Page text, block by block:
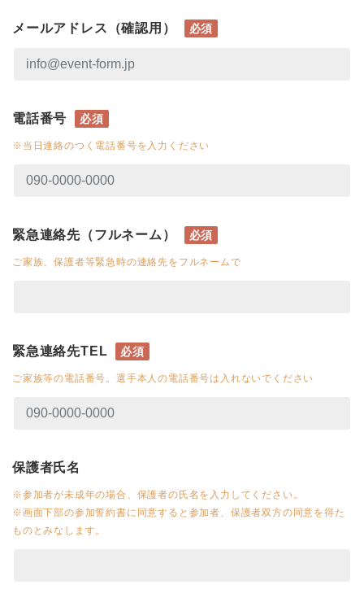
メールアドレス（確認用） 必須
電話番号 必須
※当日連絡のつく電話番号を入力ください
緊急連絡先（フルネーム） 必須
ご家族、保護者等緊急時の連絡先をフルネームで
緊急連絡先TEL 必須
ご家族等の電話番号。選手本人の電話番号は入れないでください
保護者氏名
※参加者が未成年の場合、保護者の氏名を入力してください。
※画面下部の参加誓約書に同意すると参加者、保護者双方の同意を得た
ものとみなします。